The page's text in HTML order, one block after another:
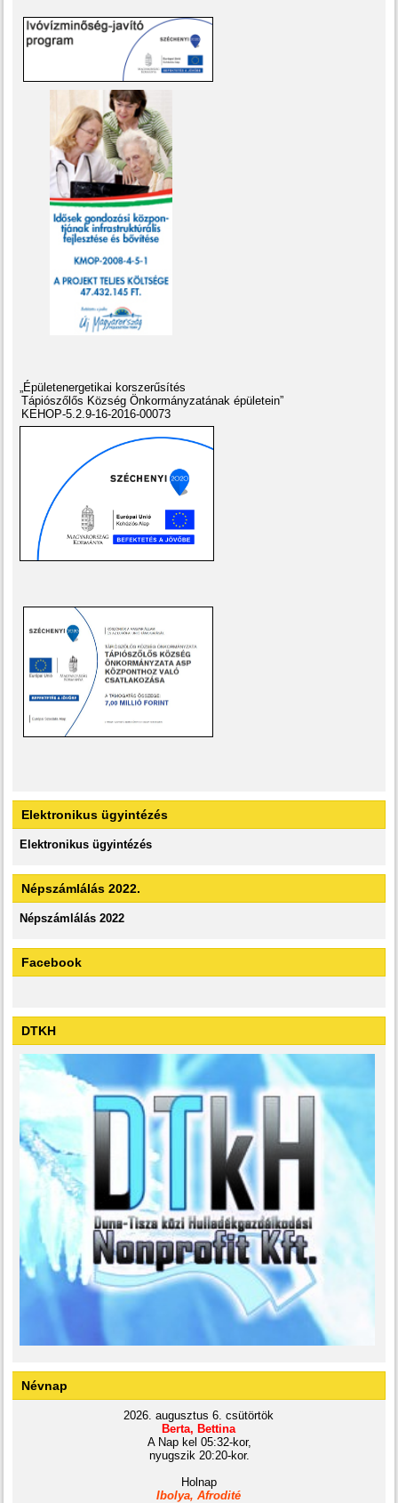
„Épületenergetikai korszerűsítés
Tápiószőlős Község Önkormányzatának épületein”
KEHOP-5.2.9-16-2016-00073
Elektronikus ügyintézés
Elektronikus ügyintézés
Népszámlálás 2022.
Népszámlálás 2022
Facebook
DTKH
Névnap
2026. augusztus 6. csütörtök
Berta, Bettina
A Nap kel 05:32-kor,
nyugszik 20:20-kor.
Holnap
Ibolya, Afrodité